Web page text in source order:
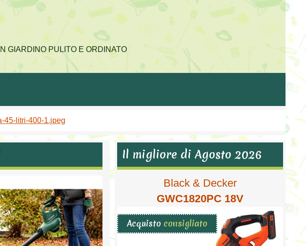
GIARDINO PULITO E ORDINATO
45-litri-400-1.jpeg
Il migliore di Agosto 2026
Black & Decker
GWC1820PC 18V
Acquisto consigliato